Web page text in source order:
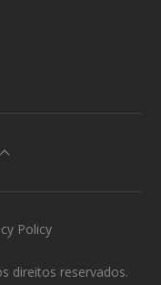
direitos reservados.
Policy